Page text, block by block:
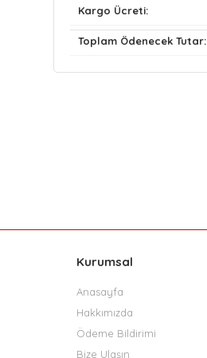
Kargo Ücreti:
Toplam Ödenecek Tutar:
Kurumsal
Anasayfa
Hakkımızda
Ödeme Bildirimi
Bize Ulaşın